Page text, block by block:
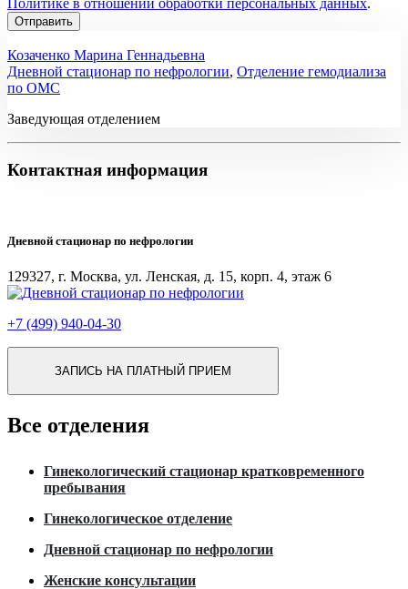
Козаченко Марина Геннадьевна
Дневной стационар по нефрологии, Отделение гемодиализа
по ОМС
Заведующая отделением
Контактная информация
Дневной стационар по нефрологии
129327, г. Москва, ул. Ленская, д. 15, корп. 4, этаж 6
+7 (499) 940-04-30
ЗАПИСЬ НА ПЛАТНЫЙ ПРИЕМ
Все отделения
Гинекологический стационар кратковременного
пребывания
Гинекологическое отделение
Дневной стационар по нефрологии
Женские консультации